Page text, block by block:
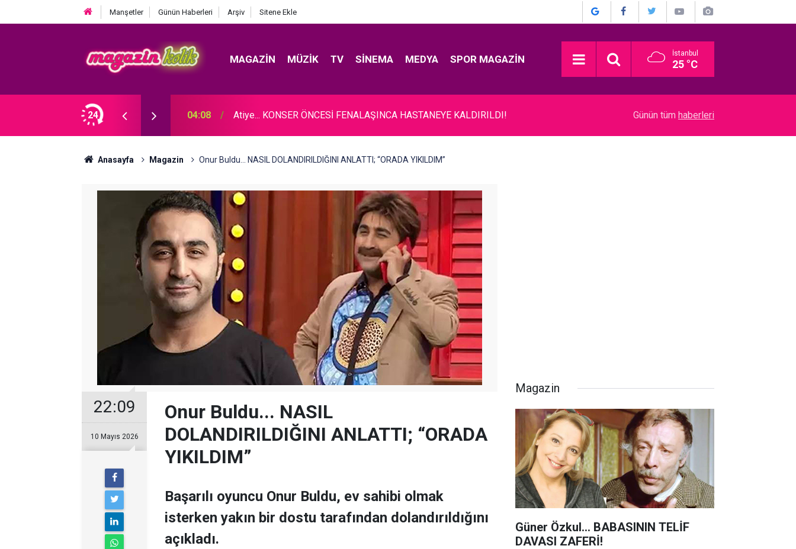
Manşetler Günün Haberleri Arşiv Sitene Ekle
MAGAZIN MÜZIK TV SINEMA MEDYA SPOR MAGAZIN İstanbul
25 °C
24 04:08 Atiye... KONSER ÖNCESİ FENALAŞINCA HASTANEYE KALDIRILDI! Rihanna… 10 YIL SONRA YENİ ALBÜM İÇİN
Günün tüm haberleri
Anasayfa Magazin Onur Buldu... NASIL DOLANDIRILDIĞINI ANLATTI; “ORADA YIKILDIM”
22:09
10 Mayıs 2026
Onur Buldu... NASIL
DOLANDIRILDIĞINI ANLATTI; “ORADA
YIKILDIM”
Başarılı oyuncu Onur Buldu, ev sahibi olmak
isterken yakın bir dostu tarafından dolandırıldığını
açıkladı.
Magazin
Güner Özkul... BABASININ TELİF
DAVASI ZAFERİ!